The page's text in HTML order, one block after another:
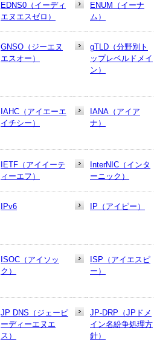
EDNS0（イーディ
エヌエスゼロ）
ENUM（イーナ
ム）
GNSO（ジーエヌ
エスオー）
gTLD（分野別ト
ップレベルドメイ
ン）
IAHC（アイエーエ
イチシー）
IANA（アイア
ナ）
IETF（アイイーテ
ィーエフ）
InterNIC（インタ
ーニック）
IPv6 IP（アイピー）
ISOC（アイソッ
ク）
ISP（アイエスピ
ー）
JP DNS（ジェーピ
ーディーエヌエ
ス）
JP-DRP（JPドメ
イン名紛争処理方
針）